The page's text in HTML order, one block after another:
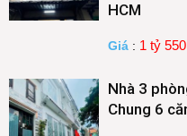
HCM
Giá : 1 tỷ
Nhà 3
Chung 6